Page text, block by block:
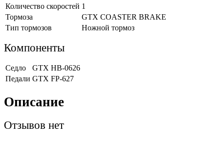
Количество скоростей 1
Тормоза
GTX COASTER BRAKE
Тип тормозов
Ножной тормоз
Компоненты
Седло
GTX HB-0626
Педали GTX FP-627
Описание
Отзывов нет